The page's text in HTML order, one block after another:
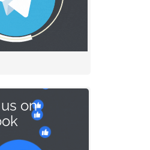
on